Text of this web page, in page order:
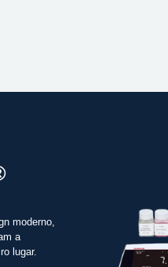
moderno,
a
lugar.